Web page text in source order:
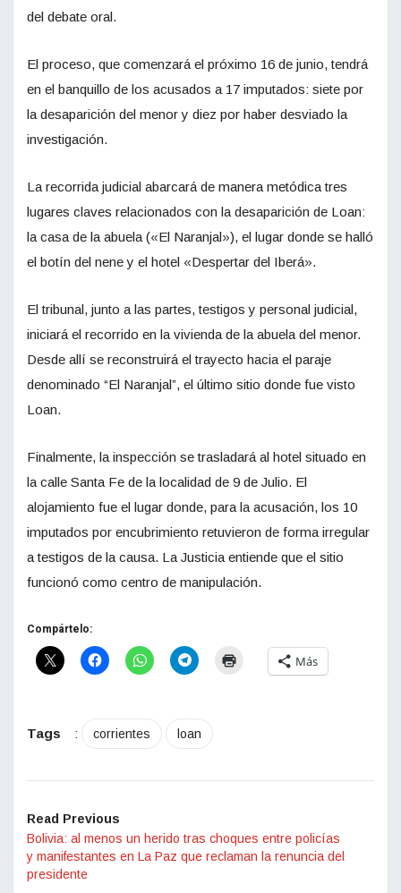
del debate oral.
El proceso, que comenzará el próximo 16 de junio, tendrá
en el banquillo de los acusados a 17 imputados: siete por
la desaparición del menor y diez por haber desviado la
investigación.
La recorrida judicial abarcará de manera metódica tres
lugares claves relacionados con la desaparición de Loan:
la casa de la abuela («El Naranjal»), el lugar donde se halló
el botín del nene y el hotel «Despertar del Iberá».
El tribunal, junto a las partes, testigos y personal judicial,
iniciará el recorrido en la vivienda de la abuela del menor.
Desde allí se reconstruirá el trayecto hacia el paraje
denominado “El Naranjal”, el último sitio donde fue visto
Loan.
Finalmente, la inspección se trasladará al hotel situado en
la calle Santa Fe de la localidad de 9 de Julio. El
alojamiento fue el lugar donde, para la acusación, los 10
imputados por encubrimiento retuvieron de forma irregular
a testigos de la causa. La Justicia entiende que el sitio
funcionó como centro de manipulación.
Compártelo:
Más
Tags : corrientes loan
Read Previous
Bolivia: al menos un herido tras choques entre policías
y manifestantes en La Paz que reclaman la renuncia del
presidente